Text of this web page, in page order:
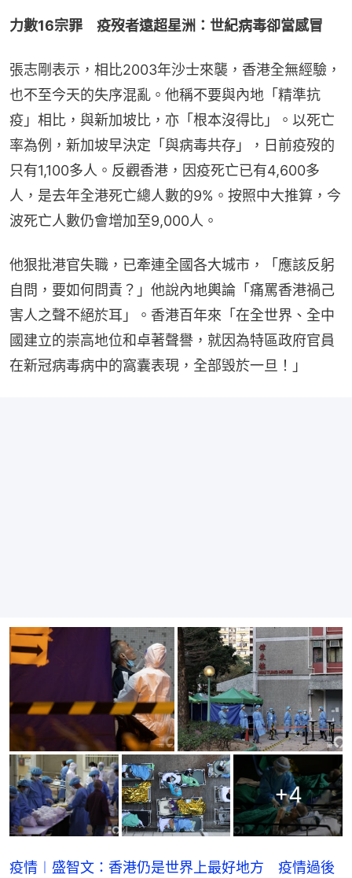
力數16宗罪　疫歿者遠超星洲：世紀病毒卻當感冒
張志剛表示，相比2003年沙士來襲，香港全無經驗，
也不至今天的失序混亂。他稱不要與內地「精準抗
疫」相比，與新加坡比，亦「根本沒得比」。以死亡
率為例，新加坡早決定「與病毒共存」，日前疫歿的
只有1,100多人。反觀香港，因疫死亡已有4,600多
人，是去年全港死亡總人數的9%。按照中大推算，今
波死亡人數仍會增加至9,000人。
他狠批港官失職，已牽連全國各大城市，「應該反躬
自問，要如何問責？」他說內地輿論「痛罵香港禍己
害人之聲不絕於耳」。香港百年來「在全世界、全中
國建立的崇高地位和卓著聲譽，就因為特區政府官員
在新冠病毒病中的窩囊表現，全部毁於一旦！」
+4
疫情︱盛智文：香港仍是世界上最好地方 疫情過後